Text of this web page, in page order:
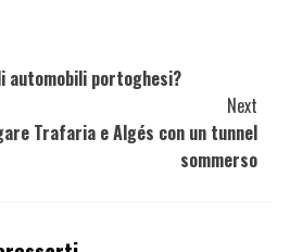
automobili portoghesi?
Next
Trafaria e Algés con un tunnel
sommerso